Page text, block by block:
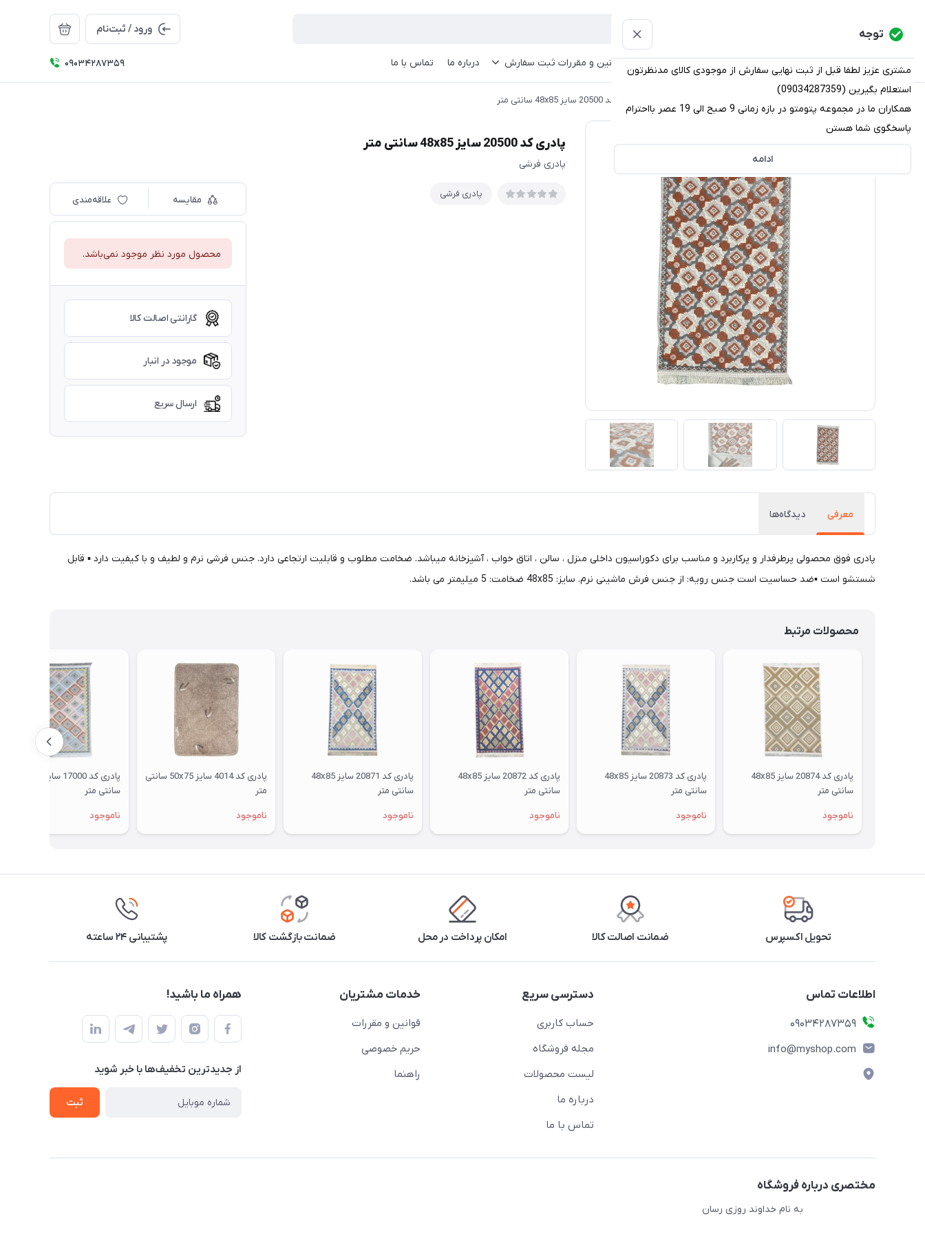
توجه
مشتری عزیز لطفا قبل از ثبت نهایی سفارش از موجودی کالای مدنظرتون
استعلام بگیرین (09034287359)
همکاران ما در مجموعه پتومتو در بازه زمانی 9 صبح الی 19 عصر بااحترام
پاسخگوی شما هستن
ادامه
ورود / ثبت‌نام
دسته‌بندی کالاها خانه دسته بندی محصولات قوانین و مقررات ثبت سفارش درباره ما تماس با ما 09034287359
پادری کد 20500 سایز 48x85 سانتی متر
پادری کد 20500 سایز 48x85 سانتی متر
پادری فرشی
پادری فرشی
مقایسه علاقه‌مندی
محصول مورد نظر موجود نمی‌باشد.
گارانتی اصالت کالا
موجود در انبار
ارسال سریع
معرفی دیدگاه‌ها
پادری فوق محصولی پرطرفدار و پرکاربرد و مناسب برای دکوراسیون داخلی منزل ، سالن ، اتاق خواب ، آشپزخانه میباشد. ضخامت مطلوب و قابلیت ارتجاعی دارد. جنس فرشی نرم و لطیف و با کیفیت دارد ▪ قابل
شستشو است ▪ضد حساسیت است جنس رویه: از جنس فرش ماشینی نرم. سایز: 48x85 ضخامت: 5 میلیمتر می باشد.
محصولات مرتبط
پادری کد 20874 سایز 48x85
سانتی متر
ناموجود
پادری کد 20873 سایز 48x85
سانتی متر
ناموجود
پادری کد 20872 سایز 48x85
سانتی متر
ناموجود
پادری کد 20871 سایز 48x85
سانتی متر
ناموجود
پادری کد 4014 سایز 50x75 سانتی
متر
ناموجود
سانتی متر
ناموجود
تحویل اکسپرس ضمانت اصالت کالا امکان پرداخت در محل ضمانت بازگشت کالا پشتیبانی ۲۴ ساعته
اطلاعات تماس
09034287359
info@myshop.com
دسترسی سریع
حساب کاربری
مجله فروشگاه
لیست محصولات
درباره ما
تماس با ما
خدمات مشتریان
قوانین و مقررات
حریم خصوصی
راهنما
همراه ما باشید!
از جدید‌ترین تخفیف‌ها با‌ خبر شوید
ثبت
مختصری درباره فروشگاه
به نام خداوند روزی رسان